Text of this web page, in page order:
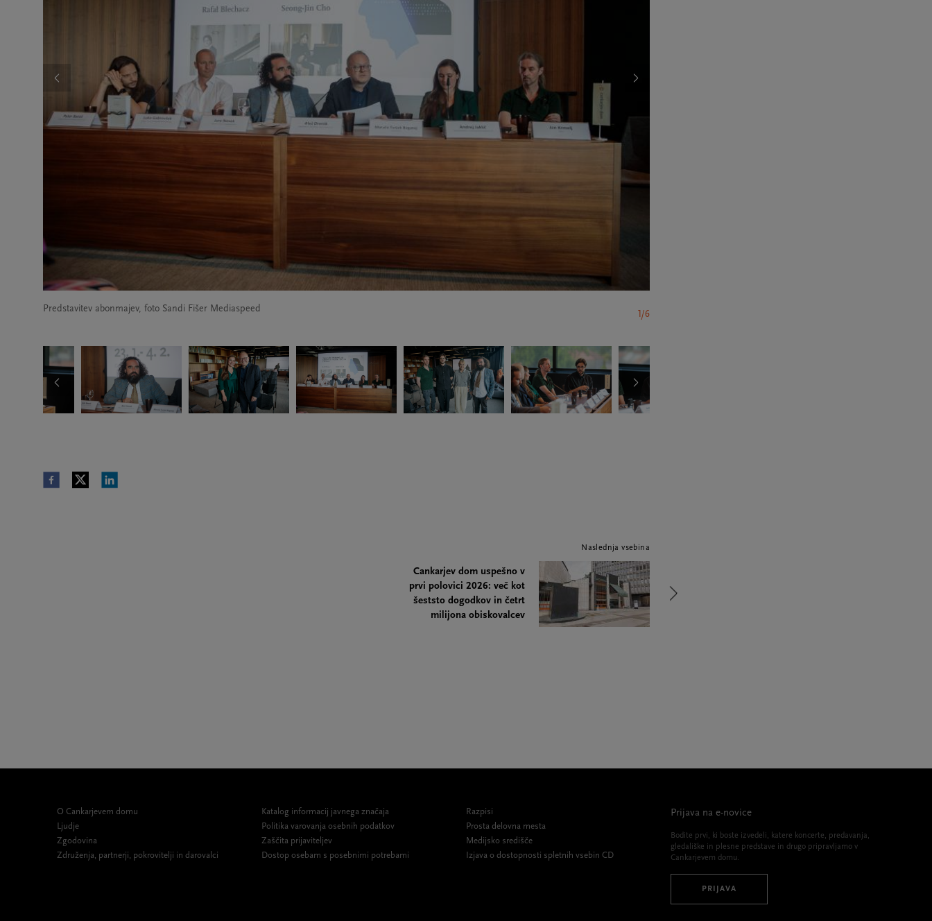
Predstavitev abonmajev, foto Sandi Fišer Mediaspeed
1/6
Naslednja vsebina
Cankarjev dom uspešno v
prvi polovici 2026: več kot
šeststo dogodkov in četrt
milijona obiskovalcev
O Cankarjevem domu
Ljudje
Zgodovina
Združenja, partnerji, pokrovitelji in darovalci
Katalog informacij javnega značaja
Politika varovanja osebnih podatkov
Zaščita prijaviteljev
Dostop osebam s posebnimi potrebami
Razpisi
Prosta delovna mesta
Medijsko središče
Izjava o dostopnosti spletnih vsebin CD
Prijava na e-novice
Bodite prvi, ki boste izvedeli, katere koncerte, predavanja,
gledališke in plesne predstave in drugo pripravljamo v
Cankarjevem domu.
PRIJAVA